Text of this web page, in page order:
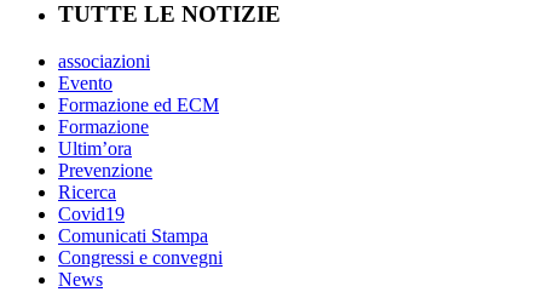
TUTTE LE NOTIZIE
associazioni
Evento
Formazione ed ECM
Formazione
Ultim’ora
Prevenzione
Ricerca
Covid19
Comunicati Stampa
Congressi e convegni
News